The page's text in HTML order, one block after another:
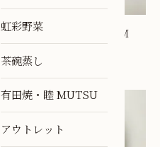
虹彩野菜
茶碗蒸し
有田焼・睦 MUTSU
アウトレット
ネビュラ 方割プレートM
5,467円(税込)